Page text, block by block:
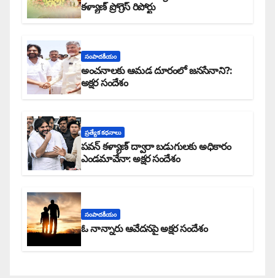
కళ్యాణ్ ప్రోగ్రెస్ రిపోర్టు
సంపాదకీయం
అంచనాలకు ఆమడ దూరంలో జనసేనాని?:
అక్షర సందేశం
ప్రత్యేక కధనాలు
పవన్ కళ్యాణ్ ద్వారా బడుగులకు అధికారం
ఎండమావేనా: అక్షర సందేశం
సంపాదకీయం
ఓ నాన్నారు ఆవేదనపై అక్షర సందేశం